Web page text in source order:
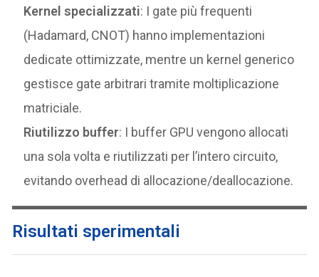
Kernel specializzati: I gate più frequenti
(Hadamard, CNOT) hanno implementazioni
dedicate ottimizzate, mentre un kernel generico
gestisce gate arbitrari tramite moltiplicazione
matriciale.
Riutilizzo buffer: I buffer GPU vengono allocati
una sola volta e riutilizzati per l’intero circuito,
evitando overhead di allocazione/deallocazione.
Risultati sperimentali